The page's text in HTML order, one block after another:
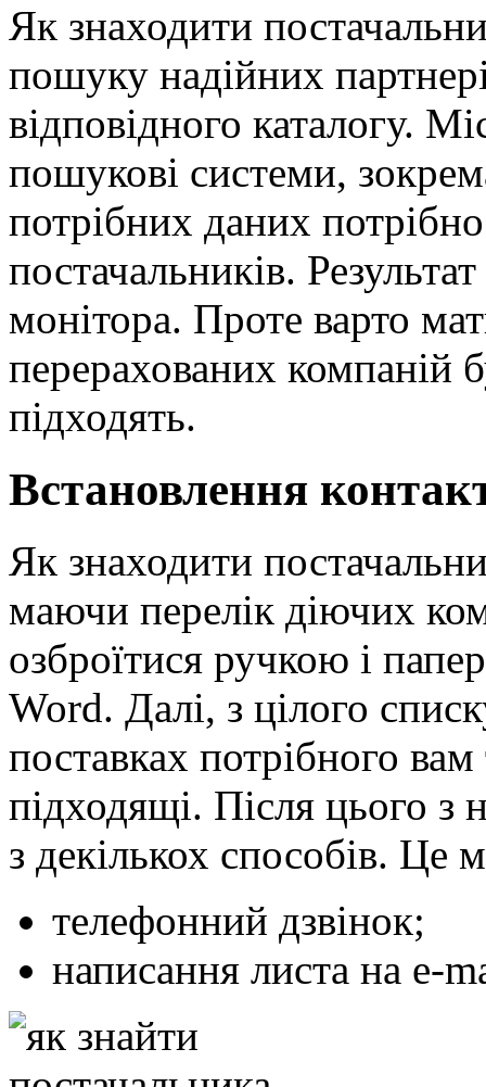
Як знаходити
пошуку надійних
відповідного каталогу.
пошукові системи,
потрібних даних
постачальників.
монітора. Проте варто
перерахованих компаній
підходять.
Встановлення
Як знаходити
маючи перелік діючих
озброїтися ручкою і
Word. Далі, з цілого
поставках потрібного
підходящі. Після цього з
з декількох способів. Це
телефонний дзвінок;
написання листа на e-